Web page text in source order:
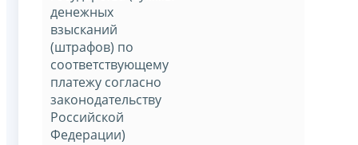
денежных
взысканий
(штрафов) по
соответствующему
платежу согласно
законодательству
Российской
Федерации)